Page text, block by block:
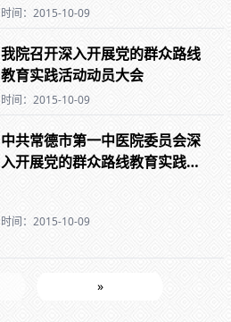
时间：2015-10-09
我院召开深入开展党的群众路线
教育实践活动动员大会
时间：2015-10-09
中共常德市第一中医院委员会深
入开展党的群众路线教育实践活
时间：2015-10-09
»